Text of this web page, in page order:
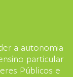
a autonomia
particular
Públicos e